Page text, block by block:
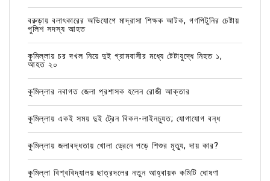
বরুড়ায় বলাৎকারের অভিযোগে মাদ্রাসা শিক্ষক আটক, গণপিটুনির চেষ্টায়
পুলিশ সদস্য আহত
কুমিল্লায় চর দখল নিয়ে দুই গ্রামবাসীর মধ্যে টেটাযুদ্ধে নিহত ১,
আহত ২০
কুমিল্লার নবাগত জেলা প্রশাসক হলেন রোজী আক্তার
কুমিল্লায় একই সময় দুই ট্রেন বিকল-লাইনচ্যুত; যোগাযোগ বন্ধ
কুমিল্লায় জলাবদ্ধতায় খোলা ড্রেনে পড়ে শিশুর মৃত্যু, দায় কার?
কুমিল্লা বিশ্ববিদ্যালয় ছাত্রদলের নতুন আহ্বায়ক কমিটি ঘোষণা